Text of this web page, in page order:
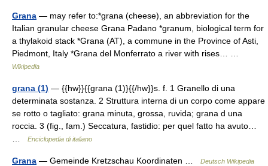
Grana — may refer to:*grana (cheese), an abbreviation for the
Italian granular cheese Grana Padano *granum, biological term for
a thylakoid stack *Grana (AT), a commune in the Province of Asti,
Piedmont, Italy *Grana del Monferrato a river with rises… …
Wikipedia
grana (1) — {{hw}}{{grana (1)}{{/hw}}s. f. 1 Granello di una
determinata sostanza. 2 Struttura interna di un corpo come appare
se rotto o tagliato: grana minuta, grossa, ruvida; grana d una
roccia. 3 (fig., fam.) Seccatura, fastidio: per quel fatto ha avuto…
Enciclopedia di italiano
Grana — Gemeinde Kretzschau Koordinaten … Deutsch Wikipedia